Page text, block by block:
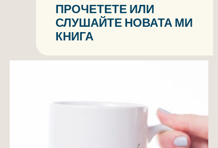
ПРОЧЕТЕТЕ ИЛИ
СЛУШАЙТЕ НОВАТА МИ
КНИГА